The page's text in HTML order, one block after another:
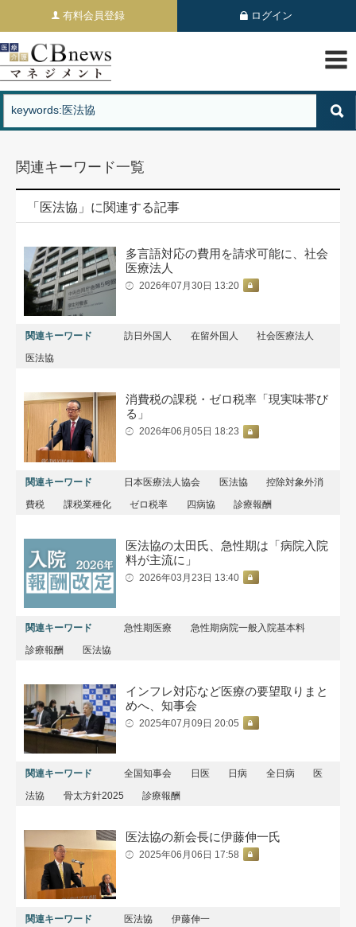
有料会員登録 ログイン
関連キーワード一覧
「医法協」に関連する記事
多言語対応の費用を請求可能に、社会
医療法人
2026年07月30日 13:20
関連キーワード 訪日外国人 在留外国人
社会医療法人
医法協
消費税の課税・ゼロ税率「現実味帯び
る」
2026年06月05日 18:23
関連キーワード 日本医療法人協会 医法協
控除対象外消
費税
課税業種化 ゼロ税率 四病協 診療報酬
医法協の太田氏、急性期は「病院入院
料が主流に」
2026年03月23日 13:40
関連キーワード 急性期医療
急性期病院一般入院基本料
診療報酬
医法協
インフレ対応など医療の要望取りまと
めへ、知事会
2025年07月09日 20:05
関連キーワード 全国知事会 日医 日病 全日病
医
法協
骨太方針2025 診療報酬
医法協の新会長に伊藤伸一氏
2025年06月06日 17:58
関連キーワード 医法協 伊藤伸一